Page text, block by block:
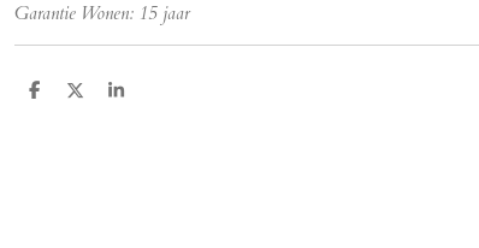
Garantie Wonen: 15 jaar
D
D
S